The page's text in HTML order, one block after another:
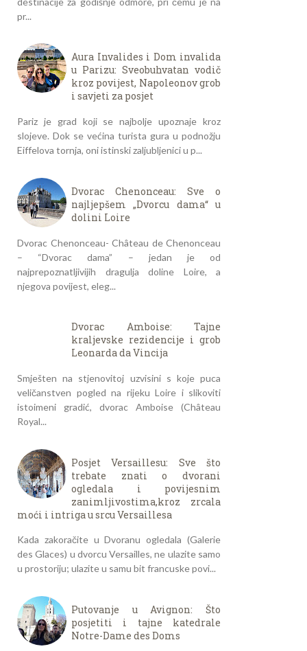
pr...
Aura Invalides i Dom invalida
u Parizu: Sveobuhvatan vodič
kroz povijest, Napoleonov grob
i savjeti za posjet
Pariz je grad koji se najbolje upoznaje kroz
slojeve. Dok se većina turista gura u podnožju
Eiffelova tornja, oni istinski zaljubljenici u p...
Dvorac Chenonceau: Sve o
najljepšem „Dvorcu dama“ u
dolini Loire
Dvorac Chenonceau- Château de Chenonceau
– “Dvorac dama” – jedan je od
najprepoznatljivijih dragulja doline Loire, a
njegova povijest, eleg...
Dvorac Amboise: Tajne
kraljevske rezidencije i grob
Leonarda da Vincija
Smješten na stjenovitoj uzvisini s koje puca
veličanstven pogled na rijeku Loire i slikoviti
istoimeni gradić, dvorac Amboise (Château
Royal...
Posjet Versaillesu: Sve što
trebate znati o dvorani
ogledala i povijesnim
zanimljivostima,kroz zrcala
moći i intriga u srcu Versaillesa
Kada zakoračite u Dvoranu ogledala (Galerie
des Glaces) u dvorcu Versailles, ne ulazite samo
u prostoriju; ulazite u samu bit francuske povi...
Putovanje u Avignon: Što
posjetiti i tajne katedrale
Notre-Dame des Doms